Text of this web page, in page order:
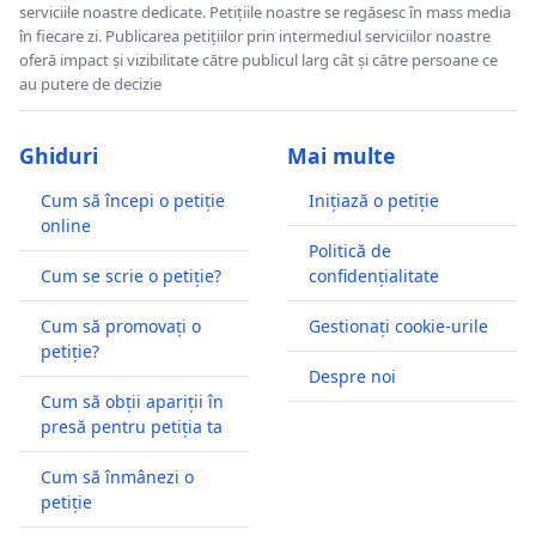
Sinoadele bisericești ale mai multor țări ortodoxe și-au
exprimat îngrijorarea și opoziția față de introducerea
documentelor cu cip. Au fost manifestări de amploare
în Serbia, Grecia, România, etc. În România au fost
împotriva documentelor personale cu cip.
Sinodul Mitropolitan al Clujului, Albei, Crişanei şi
Maramureşului
, luând poziţie pe tema actelor
biometrice a conchis:” Sinodul Mitropolitan al Clujului,
Albei, Crişanei şi Maramureşului, luând act de reacţiile
unor medii monahale si teologice față de introducerea
sistemului de supraveghere biometrică în România,
consideră că acestea sunt îndreptăţite(...).Acesta(n.n.-
cipul) are forma şi dimensiunea unei aşchiuţe în care se
stochează datele biometrice ale unei persoane;
poate fi implantat nu doar într-un act de identitate
(buletin, paşaport, card comercial sau sanitar), ci şi
în corpul uman, sub pielea palmei, a unui deget sau
serviciile noastre dedicate. Petițiile noastre se regăsesc în mass media
în fiecare zi. Publicarea petițiilor prin intermediul serviciilor noastre
oferă impact și vizibilitate către publicul larg cât și către persoane ce
au putere de decizie
Ghiduri
Cum să începi o petiție
online
Cum se scrie o petiție?
Cum să promovați o
petiție?
Cum să obții apariții în
presă pentru petiția ta
Cum să înmânezi o
petiție
Mai multe
Inițiază o petiție
Politică de
confidențialitate
Gestionați cookie-urile
Despre noi